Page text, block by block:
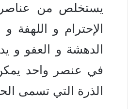
يستخلص من عناصر
الإحترام و اللهفة
الدهشة و العفو و
في عنصر واحد
الذرة التي تسمى